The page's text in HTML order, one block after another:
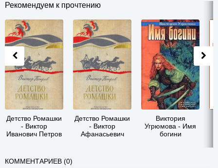
Рекомендуем к прочтению
Детство Ромашки
- Виктор
Иванович Петров
Детство Ромашки
- Виктор
Афанасьевич
Виктория
Угрюмова - Имя
богини
КОММЕНТАРИЕВ (0)